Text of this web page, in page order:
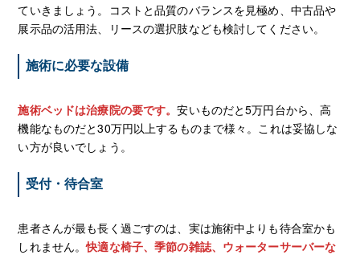
ていきましょう。コストと品質のバランスを見極め、中古品や
展示品の活用法、リースの選択肢なども検討してください。
施術に必要な設備
施術ベッドは治療院の要です。安いものだと5万円台から、高
機能なものだと30万円以上するものまで様々。これは妥協しな
い方が良いでしょう。
受付・待合室
患者さんが最も長く過ごすのは、実は施術中よりも待合室かも
しれません。快適な椅子、季節の雑誌、ウォーターサーバーな